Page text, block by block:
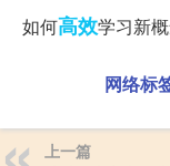
如何高效学习新
网络标
上一篇